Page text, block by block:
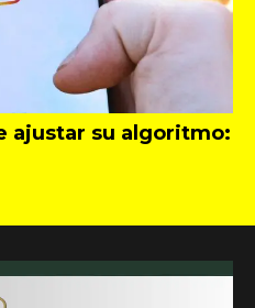
ajustar su algoritmo: